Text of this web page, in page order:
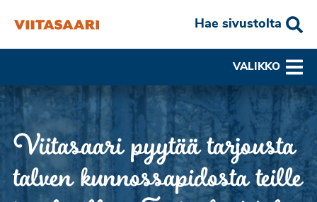
Hae sivustolta
VALIKKO
Viitasaari pyytää tarjousta
talven kunnossapidosta teille